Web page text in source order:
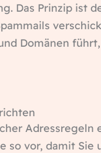
Das Prinzip ist
Domänen
so vor, damit